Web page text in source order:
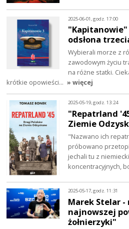
2025-06-01, godz. 17:00
"Kapitanowie"
odsłona
Wybierali morze z
zawodowym życiu
na różne statki.
krótkie opowieści… » więcej
2025-05-19, godz. 13:24
"Repatrland
Ziemie
"Nazwano ich
próbowano
jechali tu z
koncentracyjnych,
2025-05-17, godz. 11:31
Marek Stelar -
najnowszej
żołnierzyki"